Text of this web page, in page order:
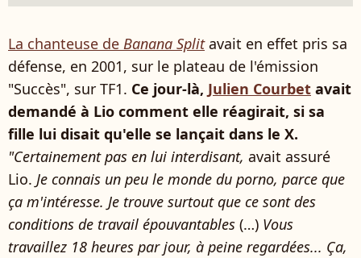
La chanteuse de Banana Split avait en effet pris sa
défense, en 2001, sur le plateau de l'émission
"Succès", sur TF1. Ce jour-là, Julien Courbet avait
demandé à Lio comment elle réagirait, si sa
fille lui disait qu'elle se lançait dans le X.
"Certainement pas en lui interdisant, avait assuré
Lio. Je connais un peu le monde du porno, parce que
ça m'intéresse. Je trouve surtout que ce sont des
conditions de travail épouvantables (…) Vous
travaillez 18 heures par jour, à peine regardées... Ça,